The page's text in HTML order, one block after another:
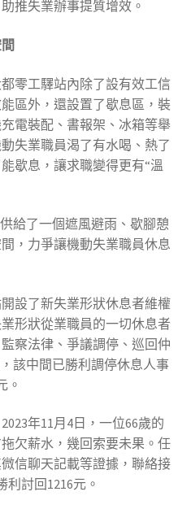
推失業辦事提質增效。
零工驛站內除了設有效工信
區外，還設置了歇息區，裝
電裝配、書報架、冰箱等舉
失業職員渴了有水喝、熱了
歇息，讓求職變得更有“溫
給了一個遮風避雨、歇腳憩
，力爭讓機動失業職員休息
設了新失業形狀休息者維權
形狀從業職員的一切休息者
察法律、爭議調停、巡回仲
該中間已勝利調停休息人事
。
年11月4日，一位66歲的
欠薪水，幾回索要未果。任
信聊天記載等證據，聯絡接
討回1216元。